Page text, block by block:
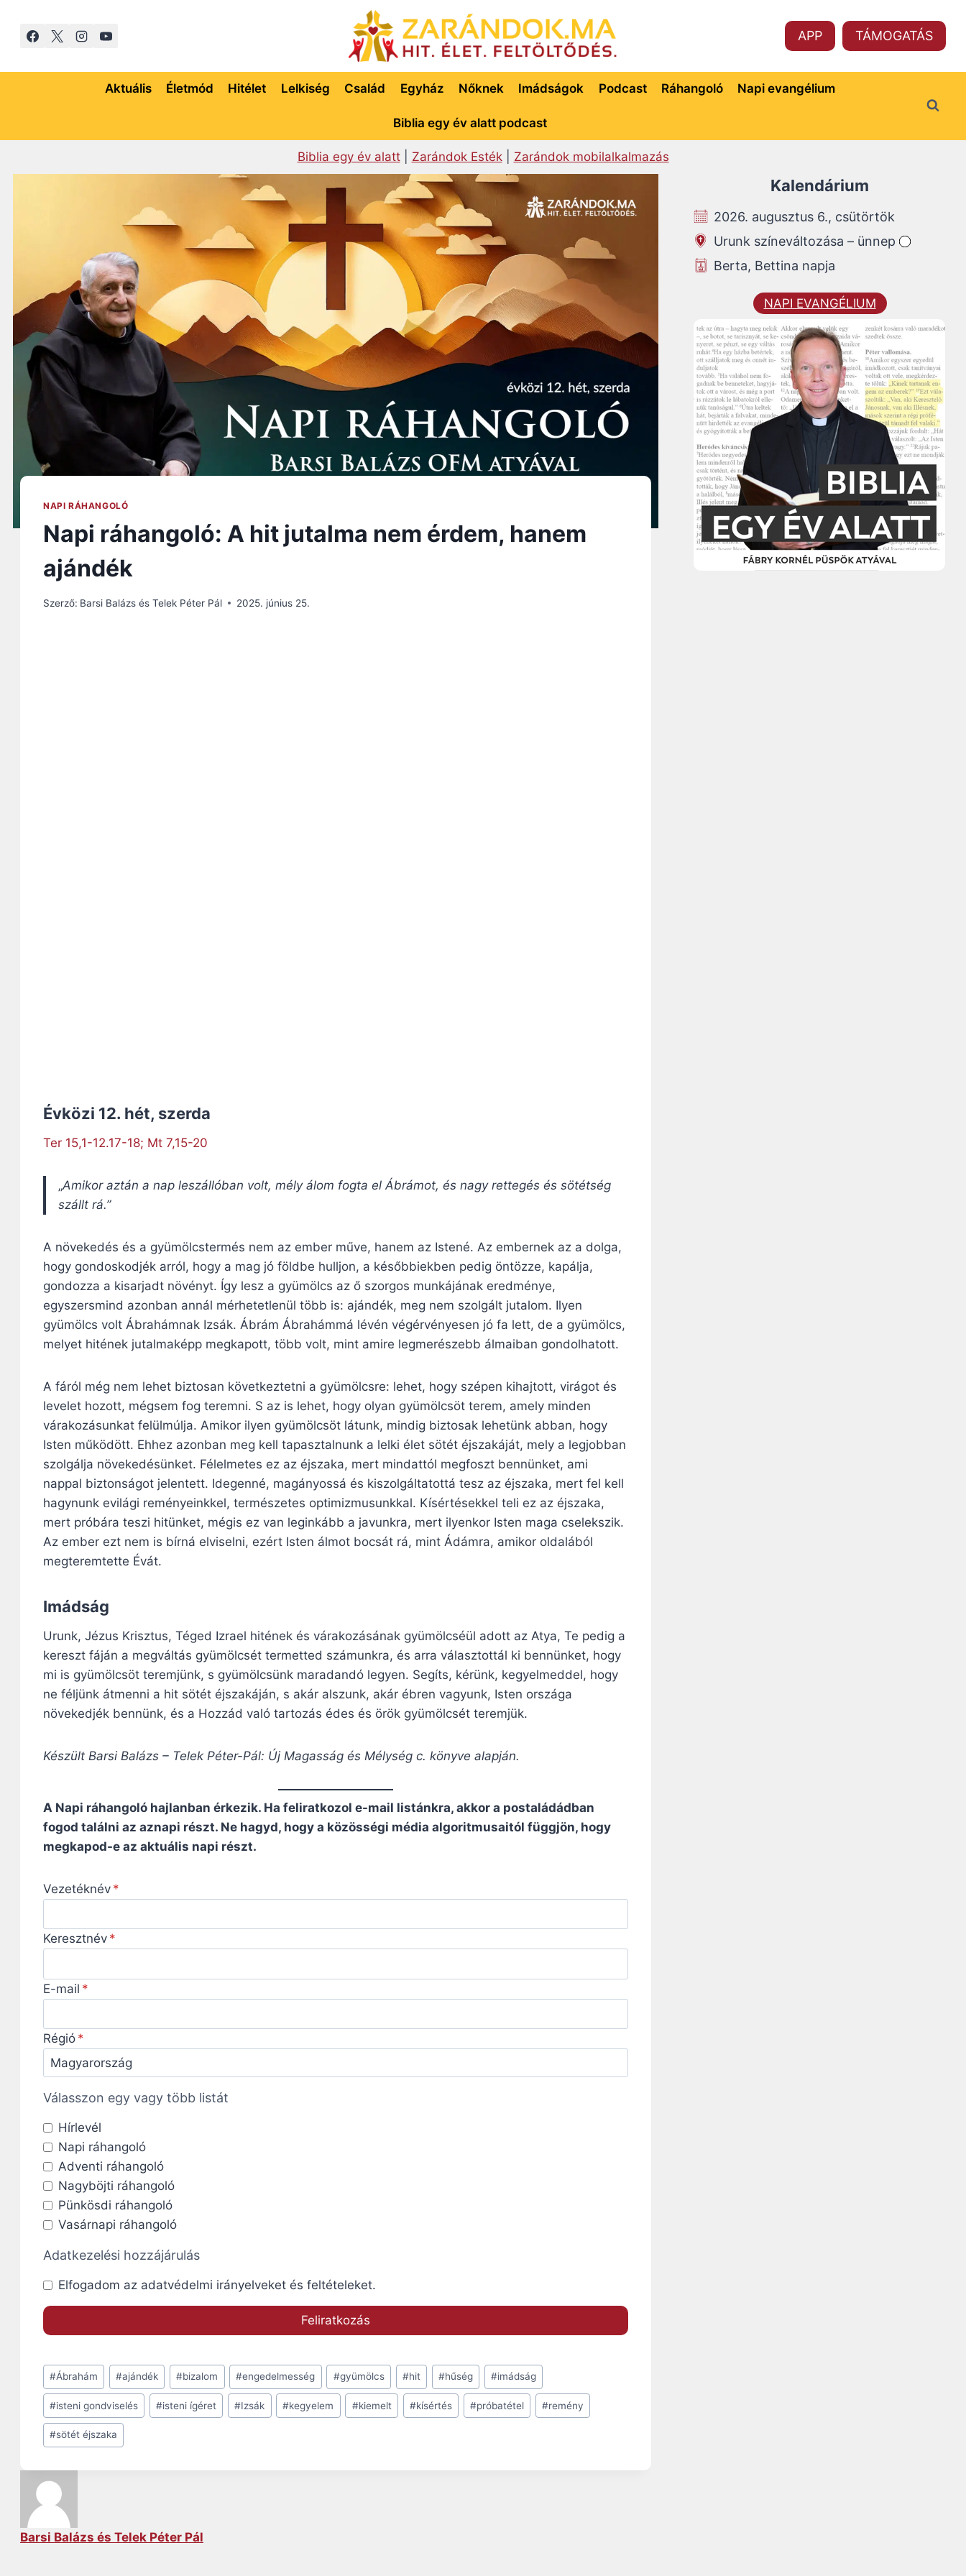
APP TÁMOGATÁS
Aktuális Életmód Hitélet Lelkiség Család Egyház Nőknek Imádságok Podcast Ráhangoló Napi evangélium
Biblia egy év alatt podcast
Biblia egy év alatt| Zarándok Esték| Zarándok mobilalkalmazás
NAPI RÁHANGOLÓ
Napi ráhangoló: A hit jutalma nem érdem, hanem
ajándék
Szerző: Barsi Balázs és Telek Péter Pál 2025. június 25.
Évközi 12. hét, szerda
Ter 15,1-12.17-18; Mt 7,15-20
„Amikor aztán a nap leszállóban volt, mély álom fogta el Ábrámot, és nagy rettegés és sötétség
szállt rá.”
A növekedés és a gyümölcstermés nem az ember műve, hanem az Istené. Az embernek az a dolga,
hogy gondoskodjék arról, hogy a mag jó földbe hulljon, a későbbiekben pedig öntözze, kapálja,
gondozza a kisarjadt növényt. Így lesz a gyümölcs az ő szorgos munkájának eredménye,
egyszersmind azonban annál mérhetetlenül több is: ajándék, meg nem szolgált jutalom. Ilyen
gyümölcs volt Ábrahámnak Izsák. Ábrám Ábrahámmá lévén végérvényesen jó fa lett, de a gyümölcs,
melyet hitének jutalmaképp megkapott, több volt, mint amire legmerészebb álmaiban gondolhatott.
A fáról még nem lehet biztosan következtetni a gyümölcsre: lehet, hogy szépen kihajtott, virágot és
levelet hozott, mégsem fog teremni. S az is lehet, hogy olyan gyümölcsöt terem, amely minden
várakozásunkat felülmúlja. Amikor ilyen gyümölcsöt látunk, mindig biztosak lehetünk abban, hogy
Isten működött. Ehhez azonban meg kell tapasztalnunk a lelki élet sötét éjszakáját, mely a legjobban
szolgálja növekedésünket. Félelmetes ez az éjszaka, mert mindattól megfoszt bennünket, ami
nappal biztonságot jelentett. Idegenné, magányossá és kiszolgáltatottá tesz az éjszaka, mert fel kell
hagynunk evilági reményeinkkel, természetes optimizmusunkkal. Kísértésekkel teli ez az éjszaka,
mert próbára teszi hitünket, mégis ez van leginkább a javunkra, mert ilyenkor Isten maga cselekszik.
Az ember ezt nem is bírná elviselni, ezért Isten álmot bocsát rá, mint Ádámra, amikor oldalából
megteremtette Évát.
Imádság
Urunk, Jézus Krisztus, Téged Izrael hitének és várakozásának gyümölcséül adott az Atya, Te pedig a
kereszt fáján a megváltás gyümölcsét termetted számunkra, és arra választottál ki bennünket, hogy
mi is gyümölcsöt teremjünk, s gyümölcsünk maradandó legyen. Segíts, kérünk, kegyelmeddel, hogy
ne féljünk átmenni a hit sötét éjszakáján, s akár alszunk, akár ébren vagyunk, Isten országa
növekedjék bennünk, és a Hozzád való tartozás édes és örök gyümölcsét teremjük.
Készült Barsi Balázs – Telek Péter-Pál: Új Magasság és Mélység c. könyve alapján.
A Napi ráhangoló hajlanban érkezik. Ha feliratkozol e-mail listánkra, akkor a postaládádban
fogod találni az aznapi részt. Ne hagyd, hogy a közösségi média algoritmusaitól függjön, hogy
megkapod-e az aktuális napi részt.
Vezetéknév
Keresztnév
E-mail
Régió
Válasszon egy vagy több listát
Hírlevél
Napi ráhangoló
Adventi ráhangoló
Nagyböjti ráhangoló
Pünkösdi ráhangoló
Vasárnapi ráhangoló
Adatkezelési hozzájárulás
Elfogadom az adatvédelmi irányelveket és feltételeket.
Post
Tags:
#Ábrahám #ajándék #bizalom #engedelmesség #gyümölcs #hit #hűség #imádság
#isteni gondviselés #isteni ígéret #Izsák #kegyelem #kiemelt #kísértés #próbatétel #remény
#sötét éjszaka
Barsi Balázs és Telek Péter Pál
Kalendárium
2026. augusztus 6., csütörtök
Urunk színeváltozása – ünnep
Berta, Bettina napja
NAPI EVANGÉLIUM